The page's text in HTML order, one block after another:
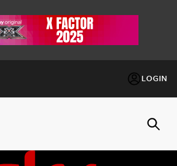
LOGIN
FACTOR